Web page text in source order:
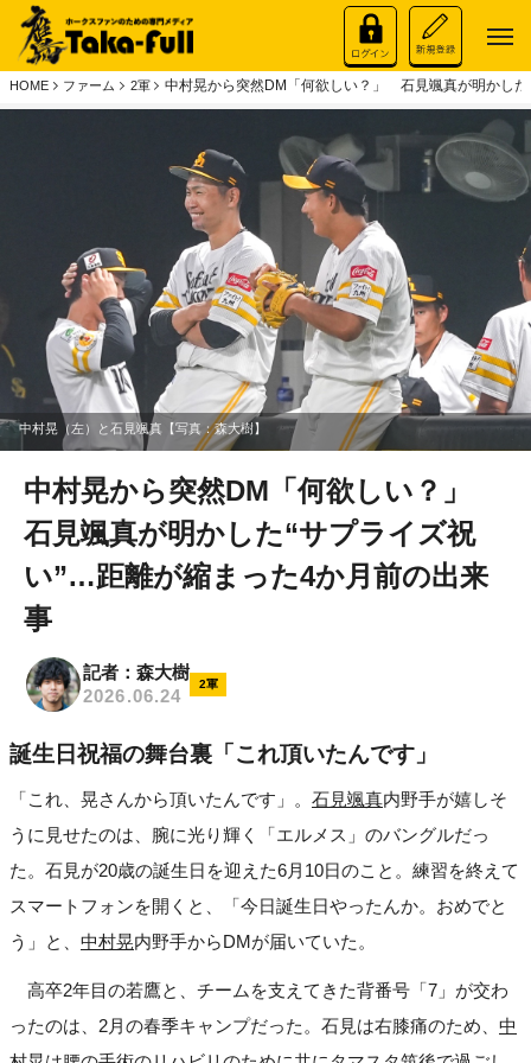
HOME ファーム 2軍 中村晃から突然DM「何欲しい？」 石見颯真が明かし
中村晃（左）と石見颯真【写真：森大樹】
中村晃から突然DM「何欲しい？」
石見颯真が明かした“サプライズ祝
い”…距離が縮まった4か月前の出来
事
記者：森大樹
2026.06.24
2軍
誕生日祝福の舞台裏「これ頂いたんです」
「これ、晃さんから頂いたんです」。 石見颯真内野手が嬉しそ
うに見せたのは、腕に光り輝く「エルメス」のバングルだっ
た。石見が20歳の誕生日を迎えた6月10日のこと。練習を終えて
スマートフォンを開くと、「今日誕生日やったんか。おめでと
う」と、 中村晃内野手からDMが届いていた。
高卒2年目の若鷹と、チームを支えてきた背番号「7」が交わ
ったのは、2月の春季キャンプだった。石見は右膝痛のため、 中